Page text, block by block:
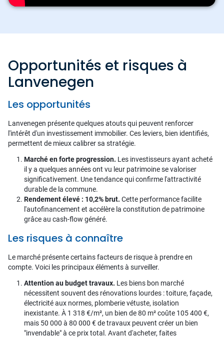
Opportunités et risques à
Lanvenegen
Les opportunités
Lanvenegen présente quelques atouts qui peuvent renforcer
l'intérêt d'un investissement immobilier. Ces leviers, bien identifiés,
permettent de mieux calibrer sa stratégie.
Marché en forte progression. Les investisseurs ayant acheté
il y a quelques années ont vu leur patrimoine se valoriser
significativement. Une tendance qui confirme l'attractivité
durable de la commune.
Rendement élevé : 10,2% brut. Cette performance facilite
l'autofinancement et accélère la constitution de patrimoine
grâce au cash-flow généré.
Les risques à connaître
Le marché présente certains facteurs de risque à prendre en
compte. Voici les principaux éléments à surveiller.
Attention au budget travaux. Les biens bon marché
nécessitent souvent des rénovations lourdes : toiture, façade,
électricité aux normes, plomberie vétuste, isolation
inexistante. À 1 318 €/m², un bien de 80 m² coûte 105 400 €,
mais 50 000 à 80 000 € de travaux peuvent créer un bien
"invendable" à ce prix total. Avant d'acheter, faites